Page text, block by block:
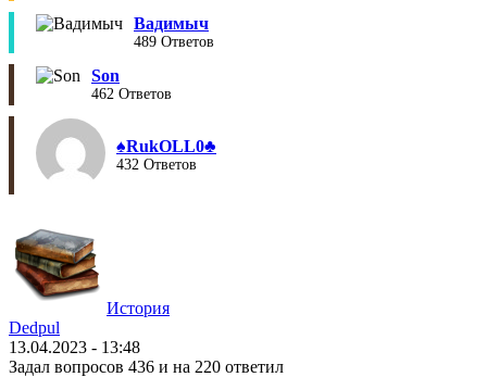
Вадимыч
489 Ответов
Son
462 Ответов
♠︎RukOLL0♣︎
432 Ответов
История
Dedpul
13.04.2023 - 13:48
Задал вопросов 436 и на 220 ответил